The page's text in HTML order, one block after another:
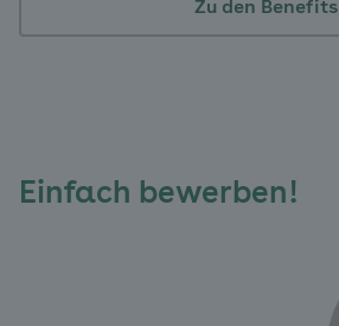
Zu den Benefits
Einfach bewerben!